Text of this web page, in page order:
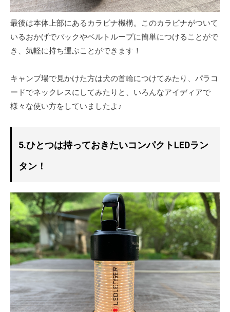
最後は本体上部にあるカラビナ機構。このカラビナがついて
いるおかげでバックやベルトループに簡単につけることがで
き、気軽に持ち運ぶことができます！
キャンプ場で見かけた方は犬の首輪につけてみたり、パラコ
ードでネックレスにしてみたりと、いろんなアイディアで
様々な使い方をしていましたよ♪
5.ひとつは持っておきたいコンパクトLEDラン
タン！